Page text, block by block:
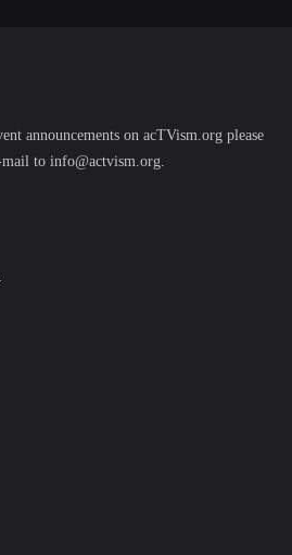
announcements on acTVism.org please
mail to info@actvism.org